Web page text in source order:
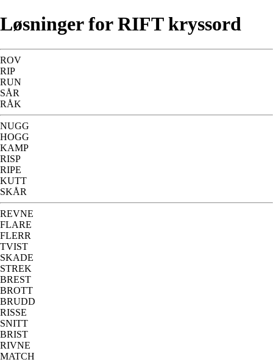
Løsninger for RIFT kryssord
ROV
RIP
RUN
SÅR
RÅK
NUGG
HOGG
KAMP
RISP
RIPE
KUTT
SKÅR
REVNE
FLARE
FLERR
TVIST
SKADE
STREK
BREST
BROTT
BRUDD
RISSE
SNITT
BRIST
RIVNE
MATCH